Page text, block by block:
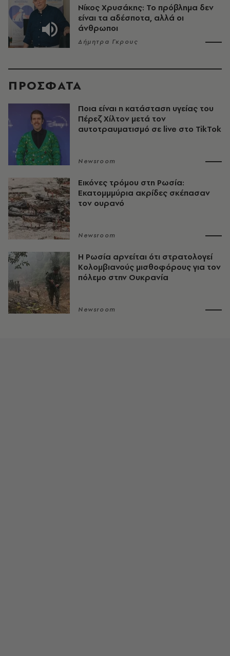
Νίκος Χρυσάκης: Το πρόβλημα δεν
είναι τα αδέσποτα, αλλά οι
άνθρωποι
Δήμητρα Γκρους
ΠΡΟΣΦΑΤΑ
Ποια είναι η κατάσταση υγείας του
Πέρεζ Χίλτον μετά τον
αυτοτραυματισμό σε live στο TikTok
Newsroom
Εικόνες τρόμου στη Ρωσία:
Εκατομμμύρια ακρίδες σκέπασαν
τον ουρανό
Newsroom
Η Ρωσία αρνείται ότι στρατολογεί
Κολομβιανούς μισθοφόρους για τον
πόλεμο στην Ουκρανία
Newsroom